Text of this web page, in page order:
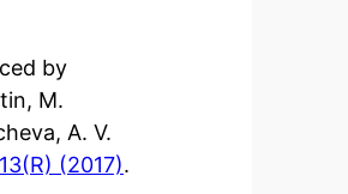
by
M.
A. V.
(2017).